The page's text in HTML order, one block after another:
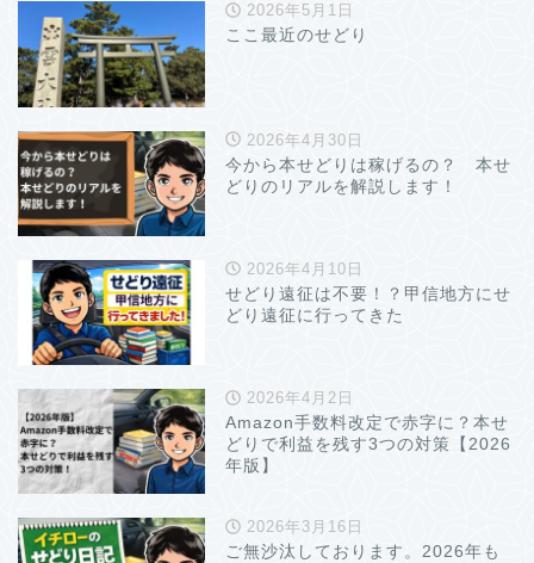
2026年5月1日
ここ最近のせどり
2026年4月30日
今から本せどりは稼げるの？ 本せ
どりのリアルを解説します！
2026年4月10日
せどり遠征は不要！？甲信地方にせ
どり遠征に行ってきた
2026年4月2日
Amazon手数料改定で赤字に？本せ
どりで利益を残す3つの対策【2026
年版】
2026年3月16日
ご無沙汰しております。2026年も